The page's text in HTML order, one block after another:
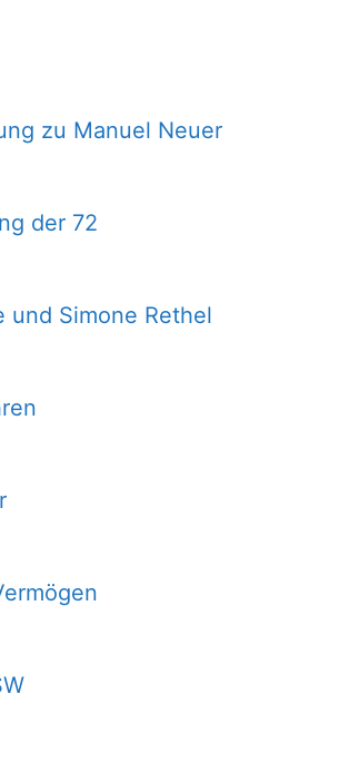
zu Manuel Neuer
der 72
und Simone Rethel